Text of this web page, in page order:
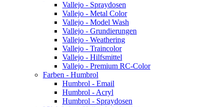
Vallejo - Spraydosen
Vallejo - Metal Color
Vallejo - Model Wash
Vallejo - Grundierungen
Vallejo - Weathering
Vallejo - Traincolor
Vallejo - Hilfsmittel
Vallejo - Premium RC-Color
Farben - Humbrol
Humbrol - Email
Humbrol - Acryl
Humbrol - Spraydosen